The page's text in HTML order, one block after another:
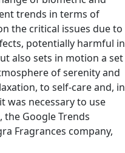
trends in terms of
the critical issues due to
potentially harmful in
also sets in motion a set
of serenity and
to self-care and, in
was necessary to use
Google Trends
Fragrances company,